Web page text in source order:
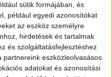
sütik formájában, és
például egyedi azonosítókat
az eszköz személyre
hirdetések és tartalmak
és szolgáltatásfejlesztéshez
partnereink eszközleolvasásos
adatokat és azonosítási
korában elhunyt Sas
beteg humorista